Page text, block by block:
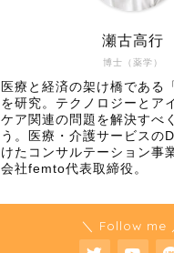
博士（薬学）
瀬古高行
医療と経済の架け橋である
を研究。テクノロジーとア
ケア関連の問題を解決すべ
う。医療・介護サービスの
けたコンサルテーション事
会社femto代表取締役。
＼ Follow me